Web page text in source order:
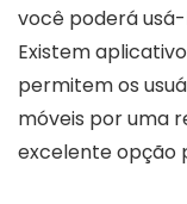
você poderá
Existem
permitem os
móveis por uma
excelente opção